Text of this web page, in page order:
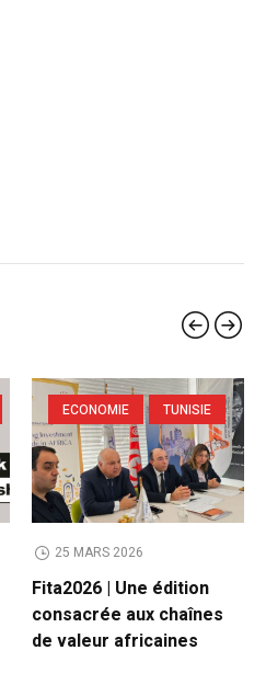
ECONOMIE TUNISIE
25 MARS 2026
Fita2026 | Une édition
consacrée aux chaînes
de valeur africaines